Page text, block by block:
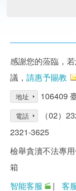
感謝您的蒞臨，
議， 請惠予賜教
地址 106409
電話
（02）
2321-3625
檢舉貪瀆不法專
箱
智能客服
| 客